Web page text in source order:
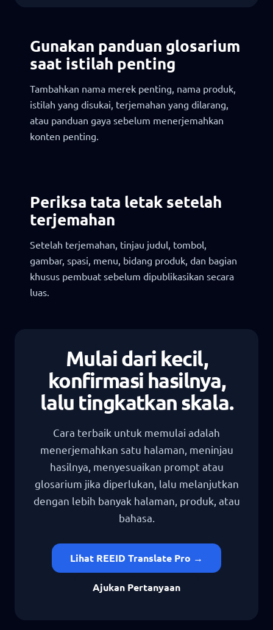
Gunakan panduan glosarium
saat istilah penting
Tambahkan nama merek penting, nama produk,
istilah yang disukai, terjemahan yang dilarang,
atau panduan gaya sebelum menerjemahkan
konten penting.
Periksa tata letak setelah
terjemahan
Setelah terjemahan, tinjau judul, tombol,
gambar, spasi, menu, bidang produk, dan bagian
khusus pembuat sebelum dipublikasikan secara
luas.
Mulai dari kecil,
konfirmasi hasilnya,
lalu tingkatkan skala.
Cara terbaik untuk memulai adalah
menerjemahkan satu halaman, meninjau
hasilnya, menyesuaikan prompt atau
glosarium jika diperlukan, lalu melanjutkan
dengan lebih banyak halaman, produk, atau
bahasa.
Lihat REEID Translate Pro →
Ajukan Pertanyaan